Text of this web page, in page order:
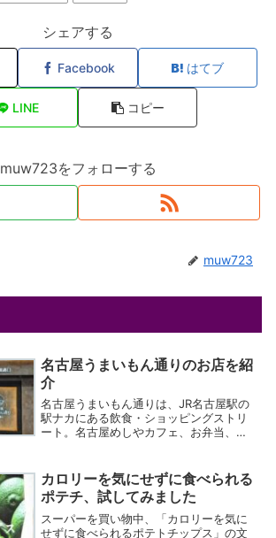
シェアする
Facebook はてブ
LINE コピー
muw723をフォローする
muw723
名古屋うまいもん通りのお店を紹
介
名古屋うまいもん通りは、JR名古屋駅の
駅ナカにある飲食・ショッピングストリ
ート。名古屋めしやカフェ、お弁当、ラ
のあるメニューが揃っており、人気カフ
ェや話題の名古屋めし、お...
カロリーを気にせずに食べられる
ポテチ、試してみました
スーパーを買い物中、「カロリーを気に
せずに食べられるポテトチップス」の文